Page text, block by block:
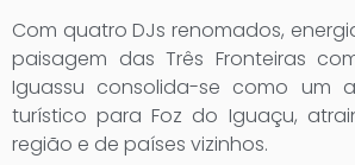
Com quatro DJs renomados,
paisagem das Três Fronteiras
Iguassu consolida-se como um
turístico para Foz do Iguaçu,
região e de países vizinhos.